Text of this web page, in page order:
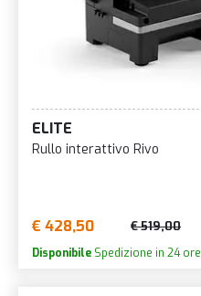
ELITE
Rullo interattivo Rivo
€ 428,50 € 519,00
Disponibile Spedizione in 24 ore